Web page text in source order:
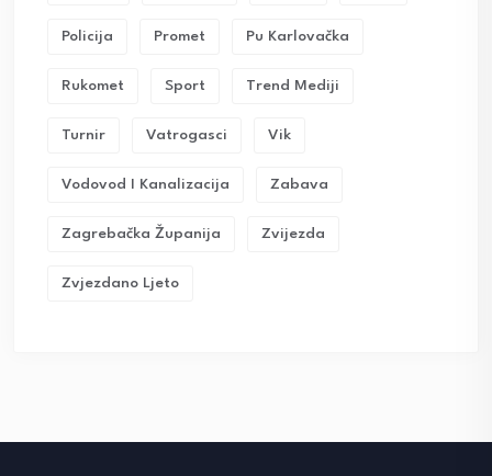
Policija Promet Pu Karlovačka
Rukomet Sport Trend Mediji
Turnir Vatrogasci Vik
Vodovod I Kanalizacija Zabava
Zagrebačka Županija Zvijezda
Zvjezdano Ljeto